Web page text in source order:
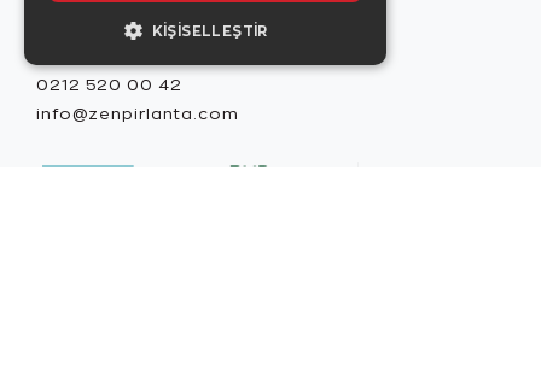
0212 520 00 42
info@zenpirlanta.com
KIŞISELLEŞTIR